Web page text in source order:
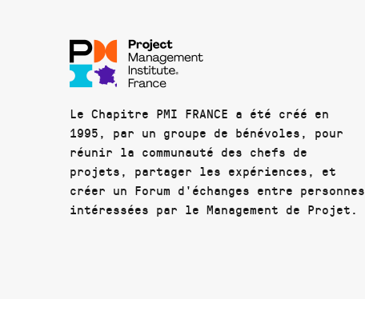
Le Chapitre PMI FRANCE a été créé en
1995, par un groupe de bénévoles, pour
réunir la communauté des chefs de
projets, partager les expériences, et
créer un Forum d'échanges entre personnes
intéressées par le Management de Projet.